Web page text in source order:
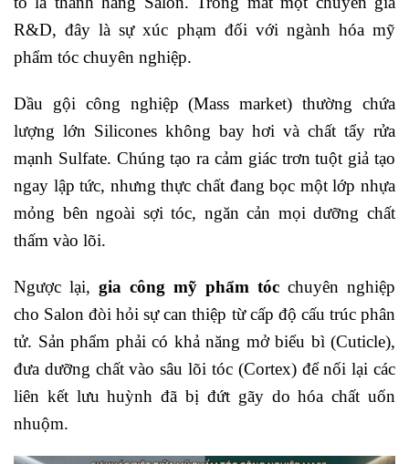
R&D, đây là sự xúc phạm đối với ngành hóa mỹ
phẩm tóc chuyên nghiệp.
Dầu gội công nghiệp (Mass market) thường chứa
lượng lớn Silicones không bay hơi và chất tẩy rửa
mạnh Sulfate. Chúng tạo ra cảm giác trơn tuột giả tạo
ngay lập tức, nhưng thực chất đang bọc một lớp nhựa
mỏng bên ngoài sợi tóc, ngăn cản mọi dưỡng chất
thấm vào lõi.
Ngược lại, gia công mỹ phẩm tóc chuyên nghiệp
cho Salon đòi hỏi sự can thiệp từ cấp độ cấu trúc phân
tử. Sản phẩm phải có khả năng mở biểu bì (Cuticle),
đưa dưỡng chất vào sâu lõi tóc (Cortex) để nối lại các
liên kết lưu huỳnh đã bị đứt gãy do hóa chất uốn
nhuộm.